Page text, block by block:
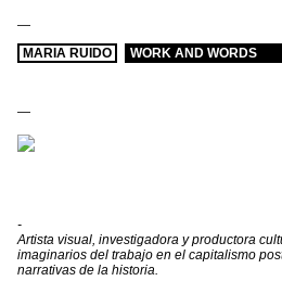
—
MARIA RUIDO
WORK AND WORDS
—
-
Artista visual, investigadora y productora
imaginarios del trabajo en el capitalismo
narrativas de la historia.